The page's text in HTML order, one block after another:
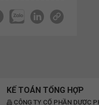
KẾ TOÁN TỔNG HỢP
CÔNG TY CỔ PHẦN DƯỢC